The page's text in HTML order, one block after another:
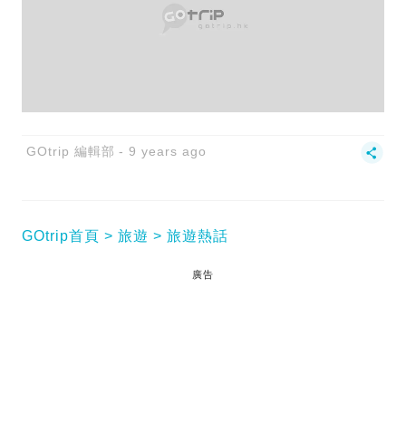
GOtrip 編輯部 9 years ago
GOtrip首頁 旅遊 旅遊熱話
廣告